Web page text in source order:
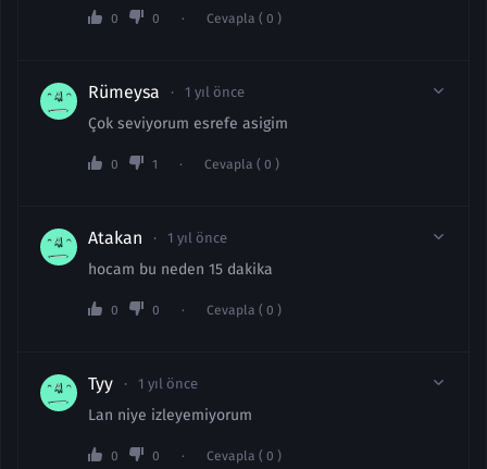
0 0 Cevapla ( 0 )
Rümeysa 1 yıl önce
Çok seviyorum esrefe asigim
0 1 Cevapla ( 0 )
Atakan 1 yıl önce
hocam bu neden 15 dakika
0 0 Cevapla ( 0 )
Tyy 1 yıl önce
Lan niye izleyemiyorum
0 0 Cevapla ( 0 )